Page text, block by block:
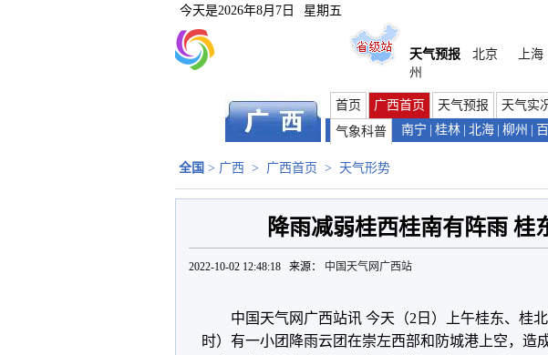
今天是2026年8月7日 星期五
天气预报
北京 上海
州
首页 广西首页 天气预报 天气实
气象科普
南宁 桂林 北海 柳州
全国 > 广西 > 广西首页 > 天气形势
降雨减弱桂西桂南有阵雨 桂
2022-10-02 12:48:18 来源： 中国天气网广西站
中国天气网广西站讯 今天（2日）上午桂东、桂
时）有一小团降雨云团在崇左西部和防城港上空，造